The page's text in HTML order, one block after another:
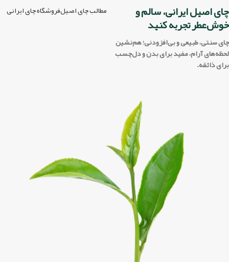
چای اصیل ایرانی، سالم و
خوش‌عطر تجربه کنید
چای سنتی، طبیعی و بی‌افزودنی؛ هم‌نشین
لحظه‌های آرام، مفید برای بدن و دل‌چسب
برای ذائقه.
مطالب چای اصیلفروشگاه چای ایرانی